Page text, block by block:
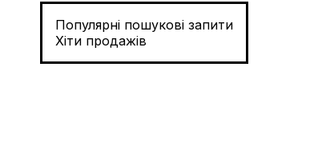
Популярні пошукові запити
Хіти продажів